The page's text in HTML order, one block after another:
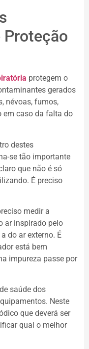
Proteção
protegem o
gerados
névoas, fumos,
em caso da falta do
destes
se tão importante
que não é só
É preciso
medir a
ar inspirado pelo
do ar externo. É
está bem
impureza passe por
saúde dos
Neste
que deverá ser
qual o melhor